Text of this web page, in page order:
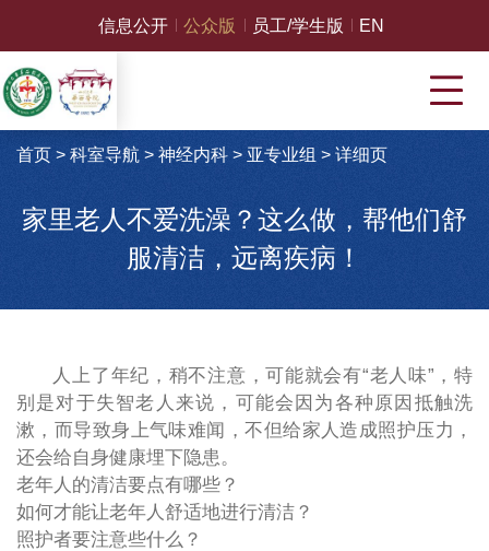
信息公开 公众版 员工/学生版 EN
首页 > 科室导航> 神经内科> 亚专业组 > 详细页
家里老人不爱洗澡？这么做，帮他们舒
服清洁，远离疾病！
人上了年纪，稍不注意，可能就会有“老人味” ，特
别是对于失智老人来说，可能会因为各种原因抵触洗
漱，而导致身上气味难闻，不但给家人造成照护压力，
还会给自身健康埋下隐患。
老年人的清洁要点有哪些？
如何才能让老年人舒适地进行清洁？
照护者要注意些什么？